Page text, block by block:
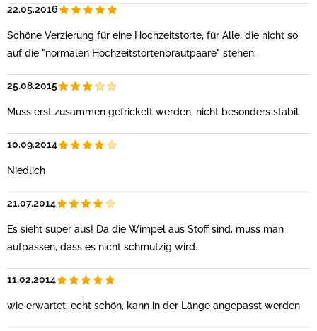
22.05.2016
Schöne Verzierung für eine Hochzeitstorte, für Alle, die nicht so
auf die "normalen Hochzeitstortenbrautpaare" stehen.
25.08.2015
Muss erst zusammen gefrickelt werden, nicht besonders stabil
10.09.2014
Niedlich
21.07.2014
Es sieht super aus! Da die Wimpel aus Stoff sind, muss man
aufpassen, dass es nicht schmutzig wird.
11.02.2014
wie erwartet, echt schön, kann in der Länge angepasst werden